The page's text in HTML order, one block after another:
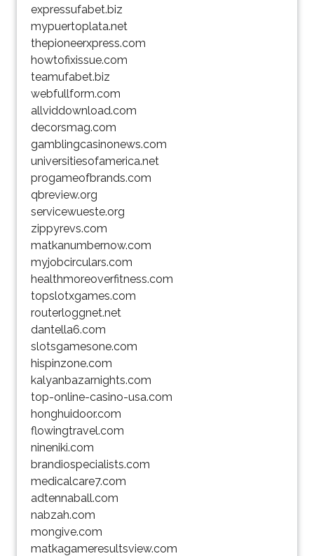
expressufabet.biz
mypuertoplata.net
thepioneerxpress.com
howtofixissue.com
teamufabet.biz
webfullform.com
allviddownload.com
decorsmag.com
gamblingcasinonews.com
universitiesofamerica.net
progameofbrands.com
qbreview.org
servicewueste.org
zippyrevs.com
matkanumbernow.com
myjobcirculars.com
healthmoreoverfitness.com
topslotxgames.com
routerloggnet.net
dantella6.com
slotsgamesone.com
hispinzone.com
kalyanbazarnights.com
top-online-casino-usa.com
honghuidoor.com
flowingtravel.com
nineniki.com
brandiospecialists.com
medicalcare7.com
adtennaball.com
nabzah.com
mongive.com
matkagameresultsview.com